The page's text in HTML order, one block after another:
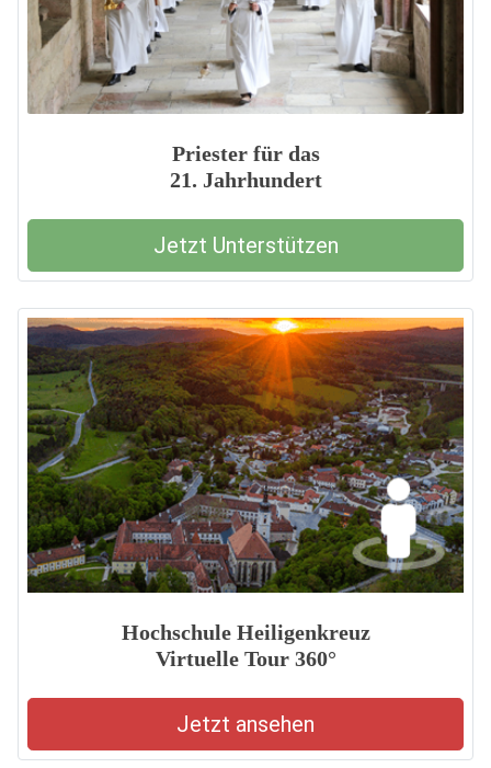
Priester für das
21. Jahrhundert
Jetzt Unterstützen
Hochschule Heiligenkreuz
Virtuelle Tour 360°
Jetzt ansehen